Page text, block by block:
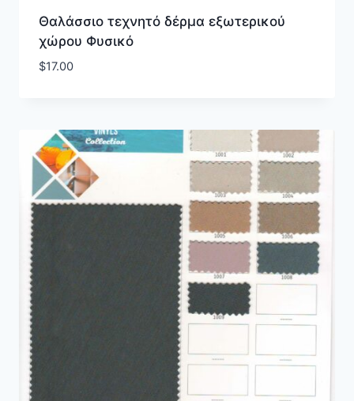
Θαλάσσιο τεχνητό δέρμα εξωτερικού
χώρου Φυσικό
$17.00